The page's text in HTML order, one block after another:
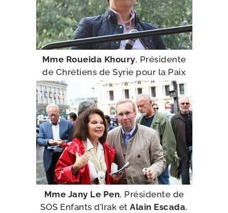
Mme Roueida Khoury, Présidente
de Chrétiens de Syrie pour la Paix
Mme Jany Le Pen, Présidente de
SOS Enfants d’Irak etAlain Escada,